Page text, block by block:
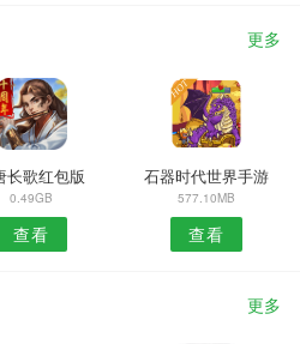
更多
长歌红包版
0.49GB
查看
石器时代世界手游
577.10MB
查看
更多